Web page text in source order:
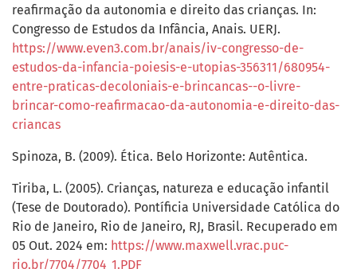
reafirmação da autonomia e direito das crianças. In:
Congresso de Estudos da Infância, Anais. UERJ.
https://www.even3.com.br/anais/iv-congresso-de-
estudos-da-infancia-poiesis-e-utopias-356311/680954-
entre-praticas-decoloniais-e-brincancas--o-livre-
brincar-como-reafirmacao-da-autonomia-e-direito-das-
criancas
Spinoza, B. (2009). Ética. Belo Horizonte: Autêntica.
Tiriba, L. (2005). Crianças, natureza e educação infantil
(Tese de Doutorado). Pontíficia Universidade Católica do
Rio de Janeiro, Rio de Janeiro, RJ, Brasil. Recuperado em
05 Out. 2024 em: https://www.maxwell.vrac.puc-
rio.br/7704/7704_1.PDF